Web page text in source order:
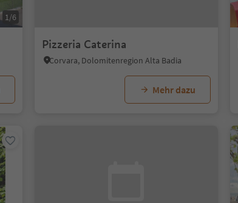
1/6
Pizzeria Caterina
Corvara, Dolomitenregion Alta Badia
Mehr dazu